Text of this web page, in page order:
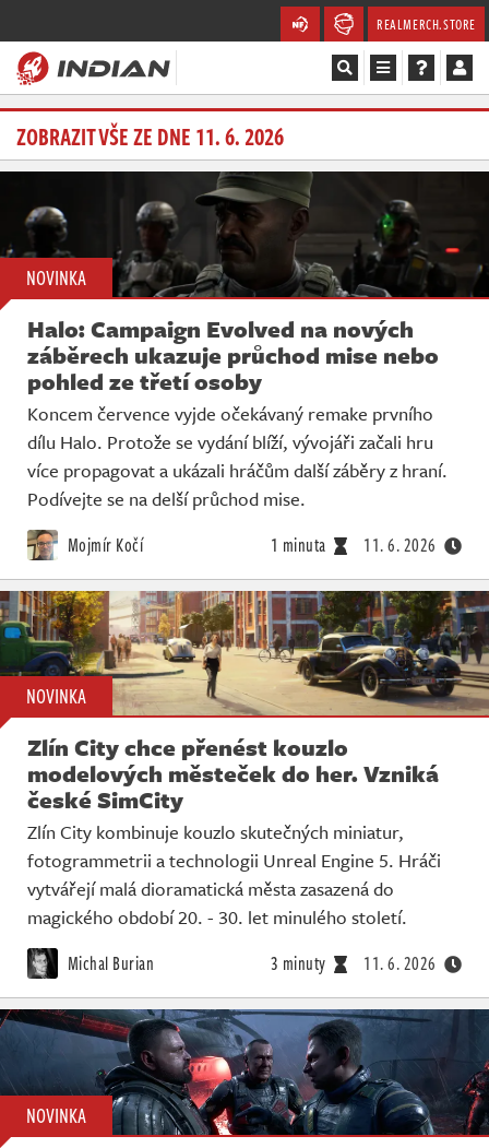
REALMERCH.STORE
Magazín
Videa
Soutěže
Databáze
Komunita
Redakce
Živě
ZOBRAZIT VŠE ZE DNE 11. 6. 2026
NOVINKA
Halo: Campaign Evolved na nových
záběrech ukazuje průchod mise nebo
pohled ze třetí osoby
Koncem července vyjde očekávaný remake prvního
dílu Halo. Protože se vydání blíží, vývojáři začali hru
více propagovat a ukázali hráčům další záběry z hraní.
Podívejte se na delší průchod mise.
Mojmír Kočí 1 minuta 11. 6. 2026
NOVINKA
Zlín City chce přenést kouzlo
modelových městeček do her. Vzniká
české SimCity
Zlín City kombinuje kouzlo skutečných miniatur,
fotogrammetrii a technologii Unreal Engine 5. Hráči
vytvářejí malá dioramatická města zasazená do
magického období 20. - 30. let minulého století.
Michal Burian 3 minuty 11. 6. 2026
NOVINKA